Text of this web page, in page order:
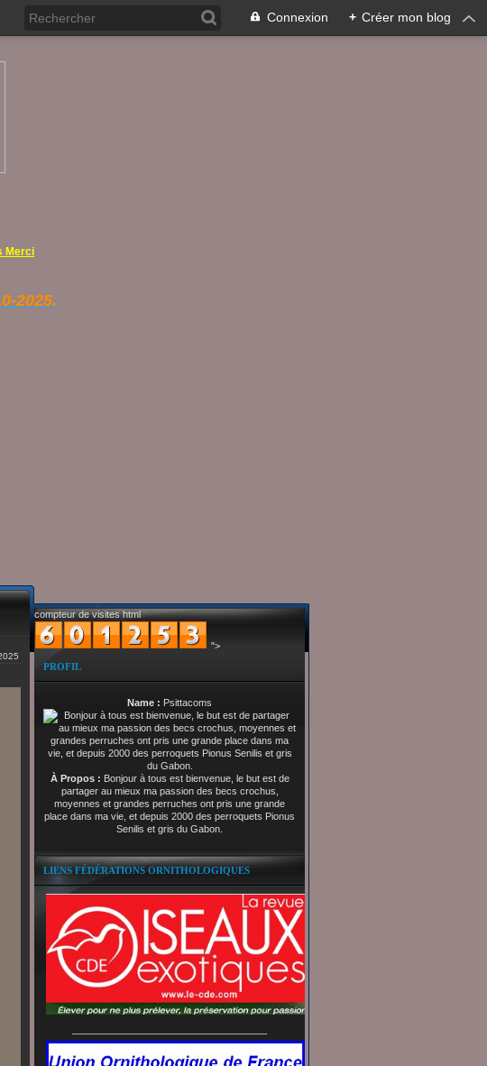
Connexion + Créer mon blog
Merci
2025.
compteur de visites html
">
PROFIL
Name : Psittacoms
À Propos : Bonjour à tous est bienvenue, le but est de
partager au mieux ma passion des becs crochus,
moyennes et grandes perruches ont pris une grande
place dans ma vie, et depuis 2000 des perroquets Pionus
Senilis et gris du Gabon.
LIENS FÉDÉRATIONS ORNITHOLOGIQUES